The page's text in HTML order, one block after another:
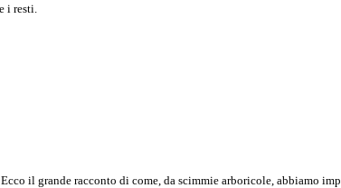
i resti.
il grande racconto di come, da scimmie arboricole, abbiamo